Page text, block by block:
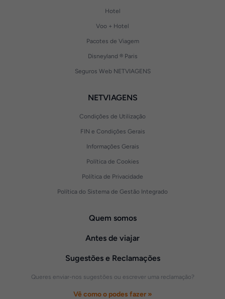
Hotel
Voo + Hotel
Pacotes de Viagem
Disneyland ® Paris
Seguros Web NETVIAGENS
NETVIAGENS
Condições de Utilização
FIN e Condições Gerais
Informações Gerais
Política de Cookies
Política de Privacidade
Política do Sistema de Gestão Integrado
Quem somos
Antes de viajar
Sugestões e Reclamações
Queres enviar-nos sugestões ou escrever uma reclamação?
Vê como o podes fazer »